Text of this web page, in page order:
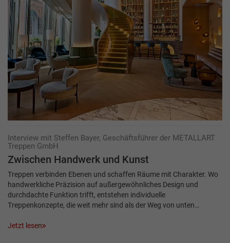
Interview mit Steffen Bayer, Geschäftsführer der METALLART
Treppen GmbH
Zwischen Hand­werk und Kunst
Treppen verbinden Ebenen und schaffen Räume mit Charakter. Wo
handwerkliche Präzision auf außergewöhnliches Design und
durchdachte Funktion trifft, entstehen individuelle
Treppenkonzepte, die weit mehr sind als der Weg von unten…
Jetzt lesen